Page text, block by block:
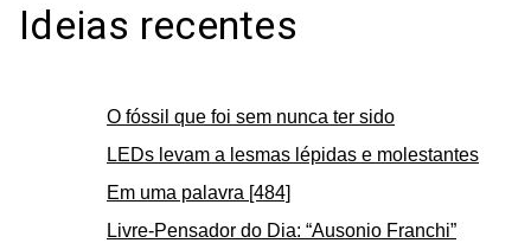
Ideias recentes
O fóssil que foi sem nunca ter sido
LEDs levam a lesmas lépidas e molestantes
Em uma palavra [484]
Livre-Pensador do Dia: “Ausonio Franchi”